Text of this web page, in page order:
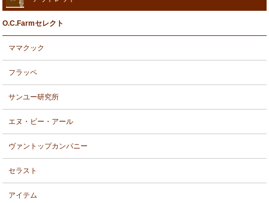
O.C.Farmセレクト
ママクック
フラッペ
サンユー研究所
エヌ・ビー・アール
ヴァントップカンパニー
セラスト
アイテム